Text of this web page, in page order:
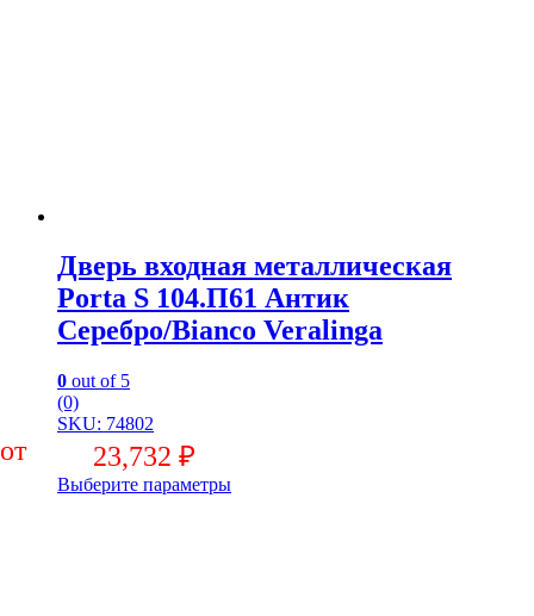
Дверь входная металлическая
Porta S 104.П61 Антик
Серебро/Bianco Veralinga
0 out of 5
(0)
SKU: 74802
23,732 ₽
Выберите параметры